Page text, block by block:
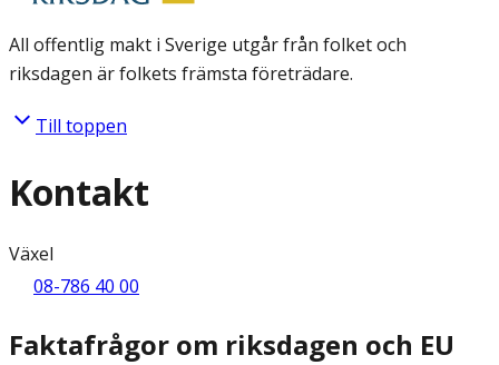
All offentlig makt i Sverige utgår från folket och
riksdagen är folkets främsta företrädare.
Till toppen
Kontakt
Växel
08-786 40 00
Faktafrågor om riksdagen och EU